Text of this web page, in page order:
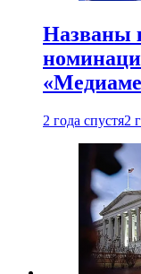
Названы
2 года спустя2